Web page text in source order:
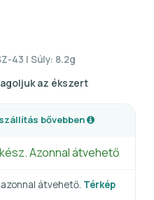
43 | Súly: 8.2g
az ékszert
bővebben
Azonnal átvehető
átvehető. Térkép